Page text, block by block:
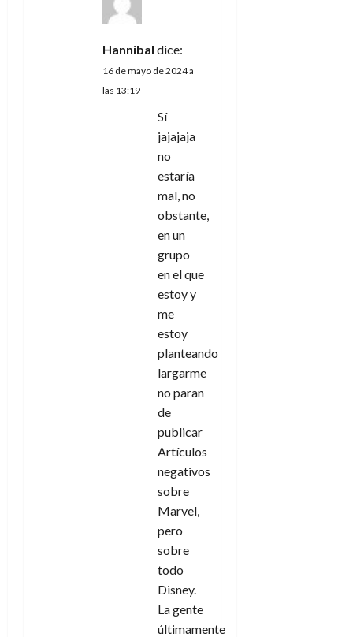
Hannibal dice:
16 de mayo de 2024 a
las 13:19
Sí
jajajaja
no
estaría
mal, no
obstante,
en un
grupo
en el que
estoy y
me
estoy
planteando
largarme
no paran
de
publicar
Artículos
negativos
sobre
Marvel,
pero
sobre
todo
Disney.
La gente
últimamente